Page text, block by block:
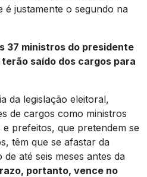
justamente o segundo na
37 ministros do presidente
saído dos cargos para
da legislação eleitoral,
de cargos como ministros
prefeitos, que pretendem se
têm que se afastar da
até seis meses antes da
portanto, vence no